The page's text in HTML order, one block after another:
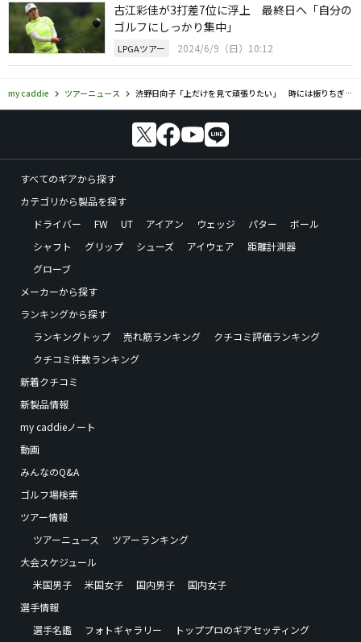
古江彩佳が3打差7位に浮上 最終日へ「自分の
ゴルフにしっかり集中」
LPGAツアー 2024/6/9（日）10:12
my caddie ツアーニュース 渋野日向子「上だけを見て頑張りたい」 時には振りちぎりながら10位浮上
すべてのギアから探す
カテゴリから製品を探す
ドライバー
FW UT アイアン ウェッジ パター
ボール
シャフト
グリップ シューズ アイウェア
距離計測器
グローブ
メーカーから探す
ランキングから探す
ランキングトップ
売れ筋ランキング
クチコミ評価ランキング
クチコミ件数ランキング
新着クチコミ
新製品情報
my caddieノート
動画
みんなのQ&A
ゴルフ場検索
ツアー情報
ツアーニュース
ツアーランキング
大会スケジュール
米国男子
米国女子 国内男子
国内女子
選手情報
選手名鑑
フォトギャラリー トッププロのギアセッティング